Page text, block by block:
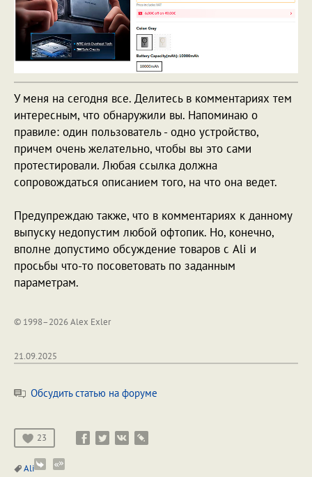
У меня на сегодня все. Делитесь в комментариях тем
интересным, что обнаружили вы. Напоминаю о
правиле: один пользователь - одно устройство,
причем очень желательно, чтобы вы это сами
протестировали. Любая ссылка должна
сопровождаться описанием того, на что она ведет.
Предупреждаю также, что в комментариях к данному
выпуску недопустим любой офтопик. Но, конечно,
вполне допустимо обсуждение товаров с Ali и
просьбы что-то посоветовать по заданным
параметрам.
© 1998–2026 Alex Exler
21.09.2025
Обсудить статью на форуме
23
Ali